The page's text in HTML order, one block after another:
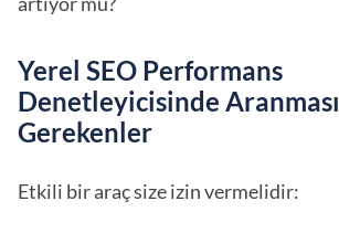
Yerel SEO Performans
Denetleyicisinde Aranması
Gerekenler
Etkili bir araç size izin vermelidir: